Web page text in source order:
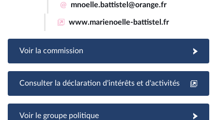
@ mnoelle.battistel@orange.fr
www.marienoelle-battistel.fr
Voir la commission
Consulter la déclaration d'intérêts et d'activités
Voir le groupe politique